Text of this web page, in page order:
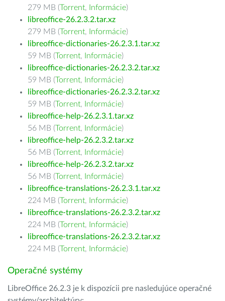
279 MB (Torrent, Informácie)
libreoffice-26.2.3.2.tar.xz
279 MB (Torrent, Informácie)
libreoffice-dictionaries-26.2.3.1.tar.xz
59 MB (Torrent, Informácie)
libreoffice-dictionaries-26.2.3.2.tar.xz
59 MB (Torrent, Informácie)
libreoffice-dictionaries-26.2.3.2.tar.xz
59 MB (Torrent, Informácie)
libreoffice-help-26.2.3.1.tar.xz
56 MB (Torrent, Informácie)
libreoffice-help-26.2.3.2.tar.xz
56 MB (Torrent, Informácie)
libreoffice-help-26.2.3.2.tar.xz
56 MB (Torrent, Informácie)
libreoffice-translations-26.2.3.1.tar.xz
224 MB (Torrent, Informácie)
libreoffice-translations-26.2.3.2.tar.xz
224 MB (Torrent, Informácie)
libreoffice-translations-26.2.3.2.tar.xz
224 MB (Torrent, Informácie)
Operačné systémy
LibreOffice 26.2.3 je k dispozícii pre nasledujúce operačné